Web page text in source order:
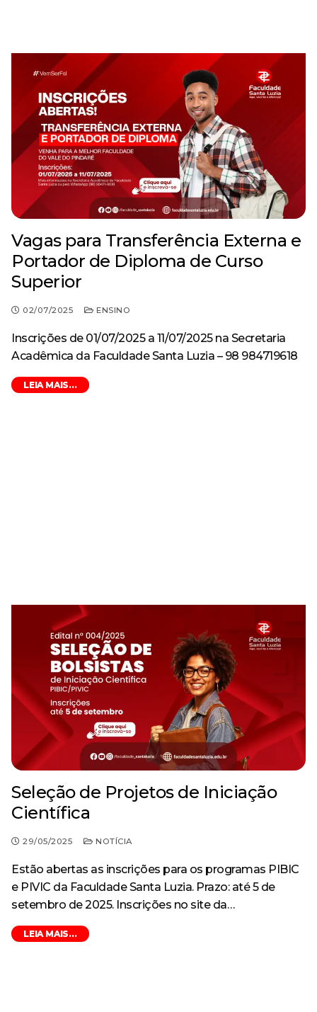
Vagas para Transferência Externa e
Portador de Diploma de Curso
Superior
02/07/2025 ENSINO
Inscrições de 01/07/2025 a 11/07/2025 na Secretaria
Acadêmica da Faculdade Santa Luzia – 98 984719618
LEIA MAIS...
Seleção de Projetos de Iniciação
Científica
29/05/2025 NOTÍCIA
Estão abertas as inscrições para os programas PIBIC
e PIVIC da Faculdade Santa Luzia. Prazo: até 5 de
setembro de 2025. Inscrições no site da…
LEIA MAIS...